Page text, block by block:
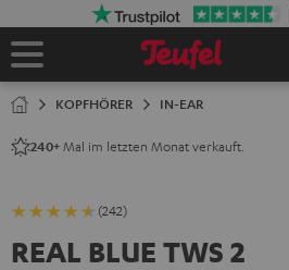
Startseite
KOPFHÖRER IN-EAR
240+ Mal im letzten Monat verkauft.
(242)
REAL BLUE TWS 2